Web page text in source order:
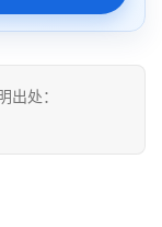
出处：